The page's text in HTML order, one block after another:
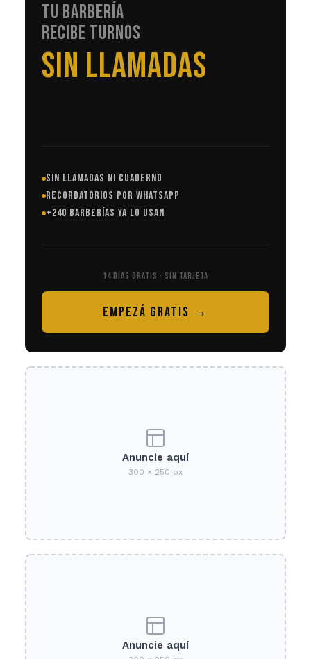
TU BARBERÍA
RECIBE TURNOS
EN AUTOMÁTICO
SIN LLAMADAS NI CUADERNO
RECORDATORIOS POR WHATSAPP
+240 BARBERÍAS YA LO USAN
14 DÍAS GRATIS · SIN TARJETA
EMPEZÁ GRATIS →
Anuncie aquí
300 × 250 px
Anuncie aquí